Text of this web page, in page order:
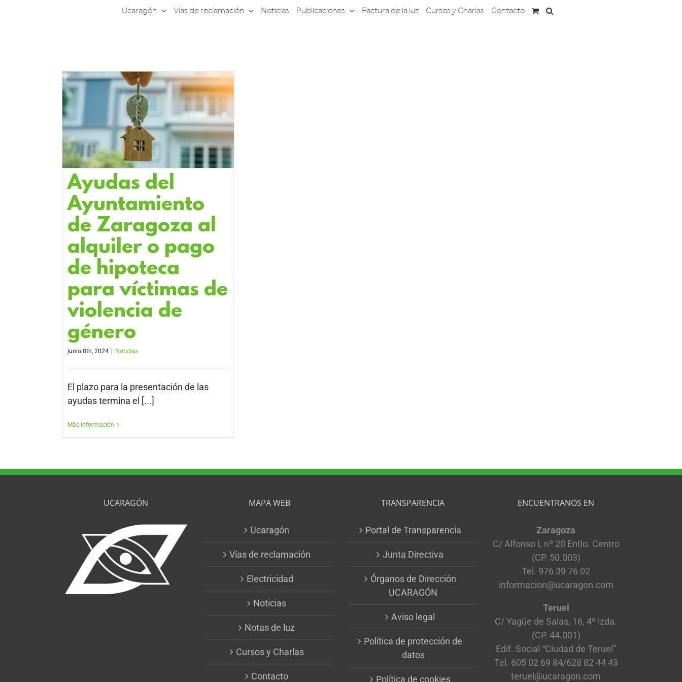
Ucaragón Vías de reclamación Noticias Publicaciones Factura de la luz Cursos y Charlas Contacto
Ayudas del
Ayuntamiento
de Zaragoza al
alquiler o pago
de hipoteca
para víctimas de
violencia de
género
junio 8th, 2024 Noticias
El plazo para la presentación de las
ayudas termina el [...]
Más información
UCARAGÓN MAPA WEB
Ucaragón
Vías de reclamación
Electricidad
Noticias
Notas de luz
Cursos y Charlas
Contacto
TRANSPARENCIA
Portal de Transparencia
Junta Directiva
Órganos de Dirección
UCARAGÓN
Aviso legal
Política de protección de
datos
Política de cookies
ENCUENTRANOS EN
Zaragoza
C/ Alfonso I, nº 20 Entlo. Centro
(CP. 50.003)
Tel. 976 39 76 02
informacion@ucaragon.com
Teruel
C/ Yagüe de Salas, 16, 4º izda.
(CP. 44.001)
Edif. Social “Ciudad de Teruel”
Tel. 605 02 69 84/628 82 44 43
teruel@ucaragon.com